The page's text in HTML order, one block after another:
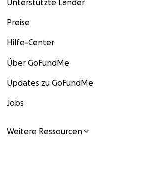
Unterstützte Länder
Preise
Hilfe-Center
Über GoFundMe
Updates zu GoFundMe
Jobs
Weitere Ressourcen